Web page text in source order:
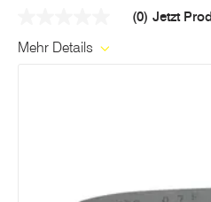
Link
(0) Jetzt
Mehr Details